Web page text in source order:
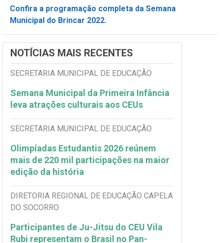
Confira a programação completa da Semana
Municipal do Brincar 2022.
NOTÍCIAS MAIS RECENTES
SECRETARIA MUNICIPAL DE EDUCAÇÃO
Semana Municipal da Primeira Infância
leva atrações culturais aos CEUs
SECRETARIA MUNICIPAL DE EDUCAÇÃO
Olimpíadas Estudantis 2026 reúnem
mais de 220 mil participações na maior
edição da história
DIRETORIA REGIONAL DE EDUCAÇÃO CAPELA
DO SOCORRO
Participantes de Ju-Jitsu do CEU Vila
Rubi representam o Brasil no Pan-